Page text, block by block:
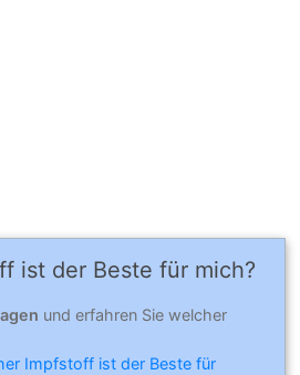
ist der Beste für mich?
und erfahren Sie welcher
Impfstoff ist der Beste für